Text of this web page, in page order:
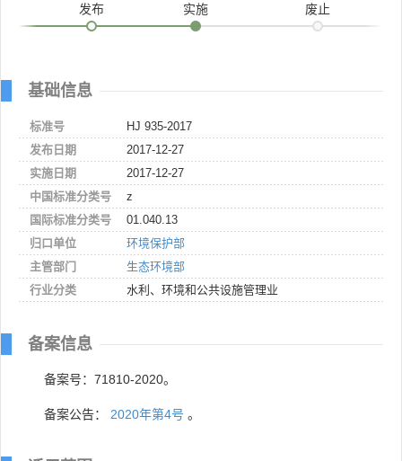
发布 实施 废止
基础信息
标准号
HJ 935-2017
发布日期
2017-12-27
实施日期
2017-12-27
中国标准分类号
z
国际标准分类号
01.040.13
归口单位
环境保护部
主管部门
生态环境部
行业分类
水利、环境和公共设施管理业
备案信息
备案号：71810-2020。
备案公告： 2020年第4号 。